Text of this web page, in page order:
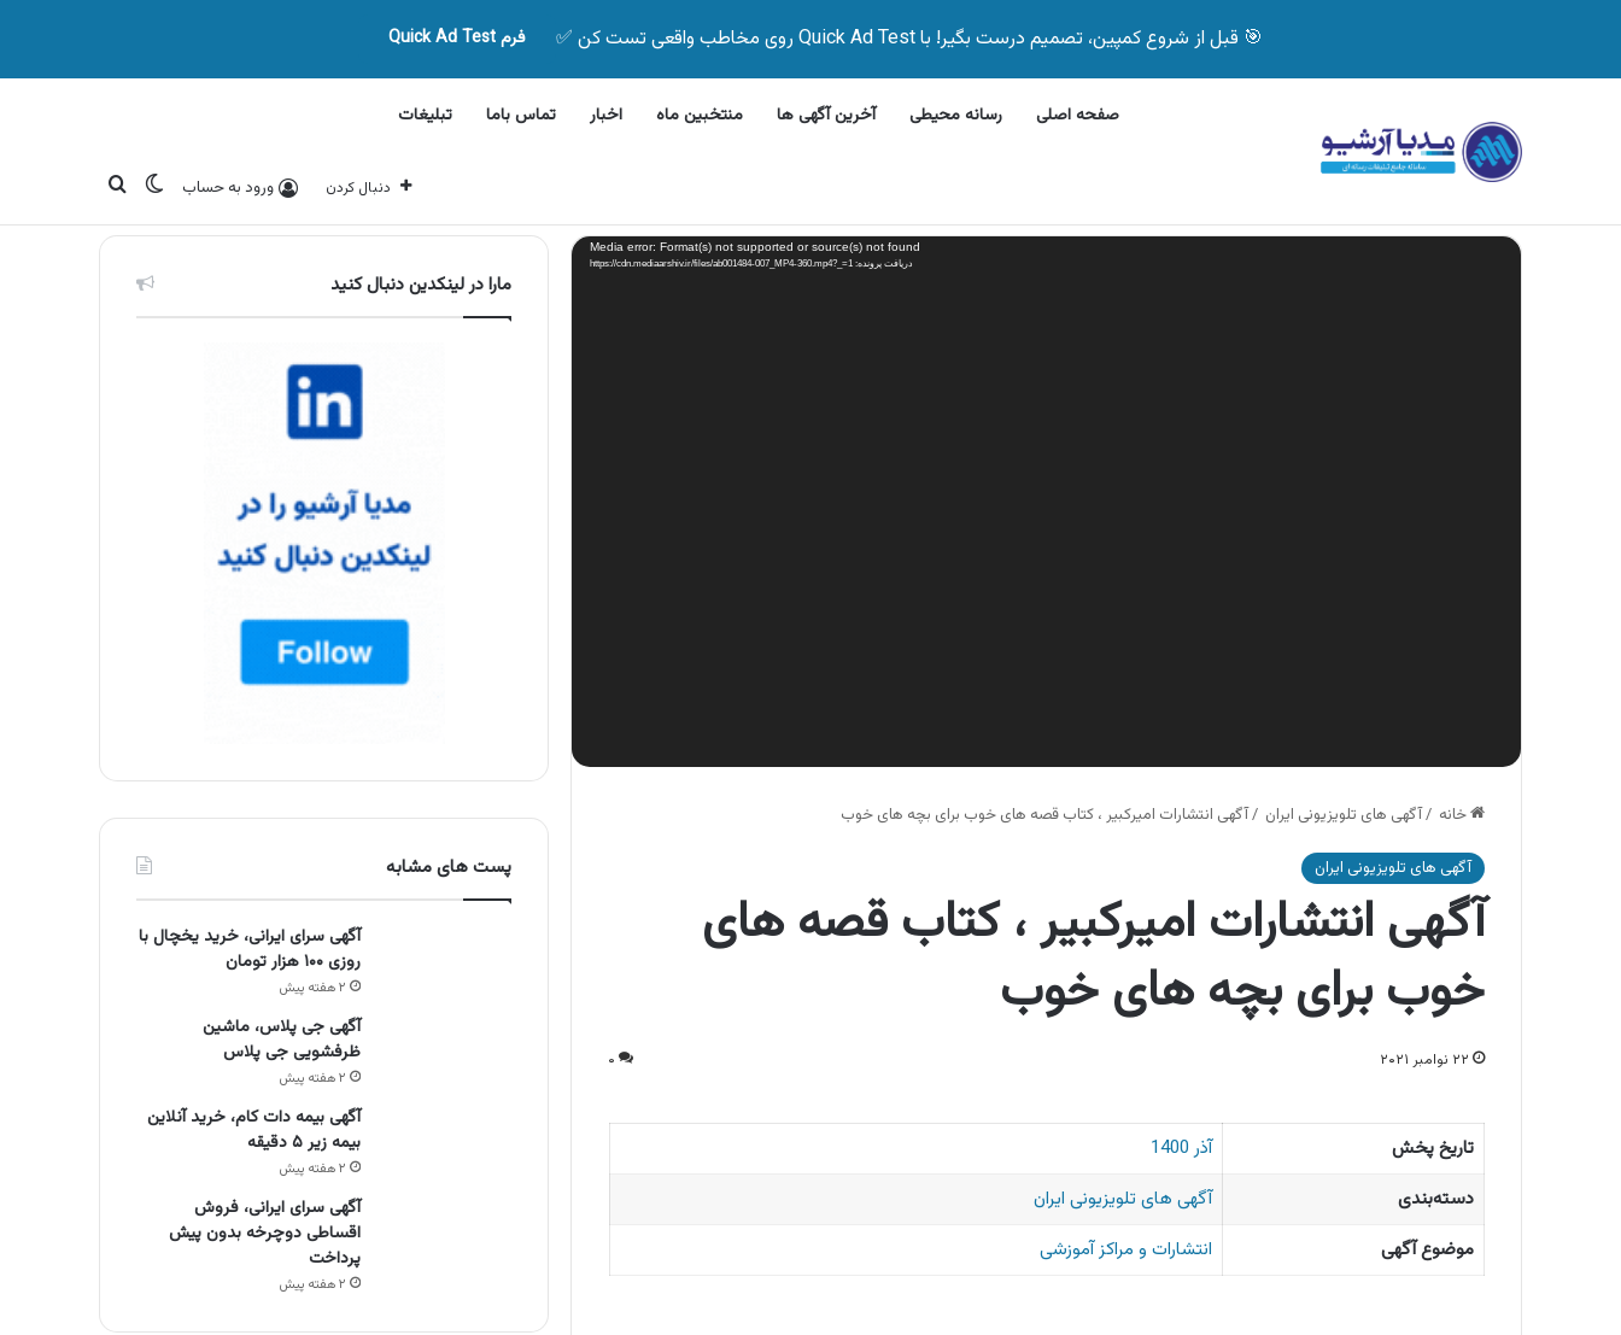
🎯 قبل از شروع کمپین، تصمیم درست بگیر! با Quick Ad Test روی مخاطب واقعی تست کن ✅ فرم Quick Ad Test
صفحه اصلی رسانه محیطی آخرین آگهی ها منتخبین ماه اخبار تماس باما تبلیغات
دنبال کردن ورود به حساب تغییر پوسته
جستجو برای پنج‌شنبه, 6 آگوست 2026 آگهی های تازه
نمایشگر
ویدیو Media error: Format(s) not supported or source(s) not found
دریافت پرونده: https://cdn.mediaarshiv.ir/files/ab001484-007_MP4-360.mp4?_=1
خانه /آگهی های تلویزیونی ایران /آگهی انتشارات امیرکبیر ، کتاب قصه های خوب برای بچه های خوب
آگهی های تلویزیونی ایران
آگهی انتشارات امیرکبیر ، کتاب قصه های
خوب برای بچه های خوب
۲۲ نوامبر ۲۰۲۱ ۰
تاریخ پخش
آذر 1400
دسته‌بندی
آگهی های تلویزیونی ایران
موضوع آگهی
انتشارات و مراکز آموزشی
مارا در لینکدین دنبال کنید
پست های مشابه
آگهی سرای ایرانی، خرید یخچال با
روزی ۱۰۰ هزار تومان
۲ هفته پیش
آگهی جی پلاس، ماشین
ظرفشویی جی پلاس
۲ هفته پیش
آگهی بیمه دات کام، خرید آنلاین
بیمه زیر ۵ دقیقه
۲ هفته پیش
آگهی سرای ایرانی، فروش
اقساطی دوچرخه بدون پیش
پرداخت
۲ هفته پیش